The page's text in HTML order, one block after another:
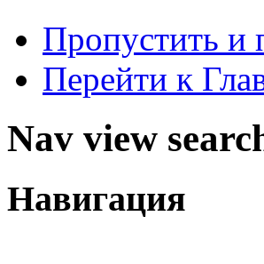
Пропустить и
Перейти к
Nav view
Навигация